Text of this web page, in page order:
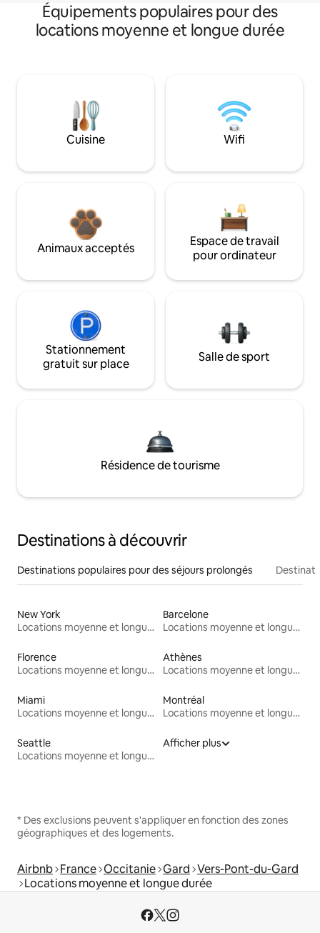
Équipements populaires pour des
locations moyenne et longue durée
Cuisine Wifi
Animaux acceptés
Espace de travail
pour ordinateur
Stationnement
gratuit sur place
Salle de sport
Résidence de tourisme
Destinations à découvrir
Destinations populaires pour des séjours prolongés
New York
Locations moyenne et longue durée
Barcelone
Locations moyenne et longue durée
Florence
Locations moyenne et longue durée
Athènes
Locations moyenne et longue durée
Miami
Locations moyenne et longue durée
Montréal
Locations moyenne et longue durée
Seattle
Locations moyenne et longue durée
Afficher plus
* Des exclusions peuvent s'appliquer en fonction des zones
géographiques et des logements.
Airbnb France Occitanie Gard Vers-Pont-du-Gard
Locations moyenne et longue durée